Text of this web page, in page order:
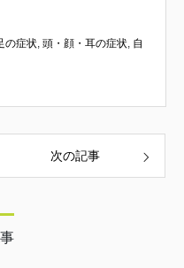
26歳で同サロンの分院長に就
たり代表セラピストとして全
術家が見落としている原理原
基準の療術について学び、こ
繋がる。 それをきっかけに、
人たちの力になれることを確
新大阪・南方エリアにて開
の症状 頭・顔・耳の症状 自
次の記事